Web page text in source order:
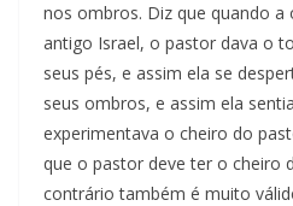
nos ombros. Diz que quando a
antigo Israel, o pastor dava o
seus pés, e assim ela se
seus ombros, e assim ela
experimentava o cheiro do
que o pastor deve ter o cheiro
contrário também é muito